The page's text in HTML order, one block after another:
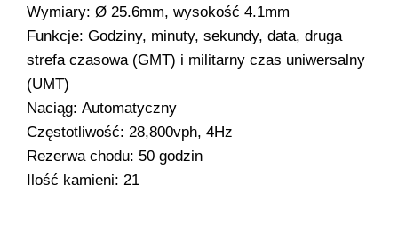
Wymiary: Ø 25.6mm, wysokość 4.1mm
Funkcje: Godziny, minuty, sekundy, data, druga
strefa czasowa (GMT) i militarny czas uniwersalny
(UMT)
Naciąg: Automatyczny
Częstotliwość: 28,800vph, 4Hz
Rezerwa chodu: 50 godzin
Ilość kamieni: 21